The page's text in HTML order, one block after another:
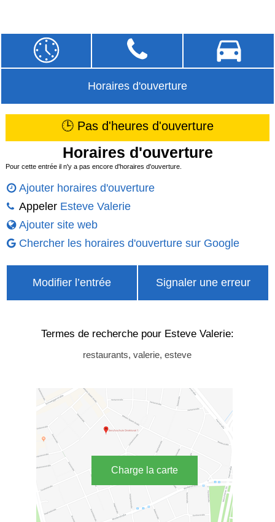
Horaires d'ouverture
🕒 Pas d'heures d'ouverture
Horaires d'ouverture
Pour cette entrée il n'y a pas encore d'horaires d'ouverture.
Ajouter horaires d'ouverture
Appeler Esteve Valerie
Ajouter site web
Chercher les horaires d'ouverture sur Google
Modifier l’entrée Signaler une erreur
Termes de recherche pour Esteve Valerie:
restaurants, valerie, esteve
Charge la carte